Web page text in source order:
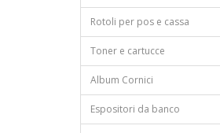
Rotoli per pos e cassa
Toner e cartucce
Album Cornici
Espositori da banco